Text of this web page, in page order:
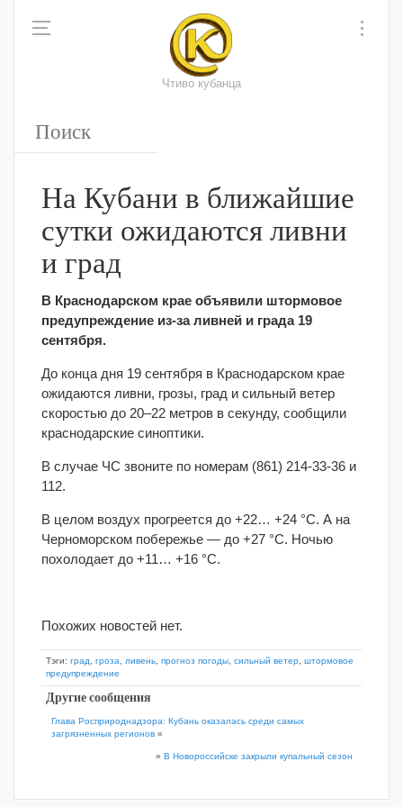
Чтиво кубанца
На Кубани в ближайшие
сутки ожидаются ливни
и град
В Краснодарском крае объявили штормовое
предупреждение из-за ливней и града 19
сентября.
До конца дня 19 сентября в Краснодарском крае
ожидаются ливни, грозы, град и сильный ветер
скоростью до 20–22 метров в секунду, сообщили
краснодарские синоптики.
В случае ЧС звоните по номерам (861) 214-33-36 и
112.
В целом воздух прогреется до +22… +24 °С. А на
Черноморском побережье — до +27 °С. Ночью
похолодает до +11… +16 °С.
Похожих новостей нет.
Тэги: град гроза ливень прогноз погоды сильный ветер штормовое
предупреждение
Другие сообщения
Глава Росприроднадзора: Кубань оказалась среди самых
загрязненных регионов «
» В Новороссийске закрыли купальный сезон